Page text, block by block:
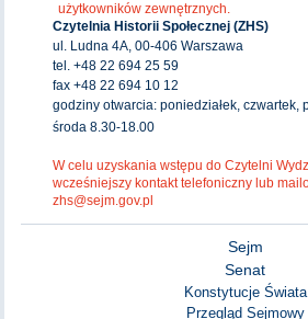
użytkowników zewnętrznych.
Czytelnia Historii Społecznej (ZHS)
ul. Ludna 4A, 00-406 Warszawa
tel. +48 22 694 25 59
fax +48 22 694 10 12
godziny otwarcia: poniedziałek, czwartek,
środa 8.30-18.00
W celu uzyskania wstępu do Czytelni
wcześniejszy kontakt telefoniczny lub
zhs@sejm.gov.pl
Sejm
Senat
Konstytucje Świata
Przegląd Sejmowy